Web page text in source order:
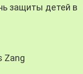
защиты детей в
Zang